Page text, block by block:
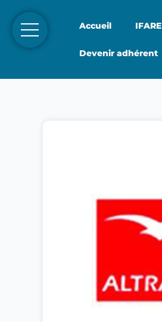
Accueil IFARE
Devenir adhérent